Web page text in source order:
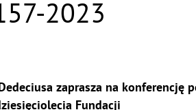
2023
zaprasza na konferencję
Fundacji